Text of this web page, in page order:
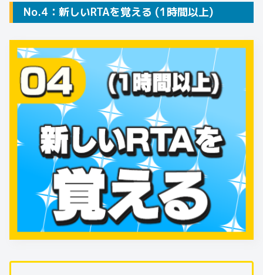
No.4：新しいRTAを覚える (1時間以上)